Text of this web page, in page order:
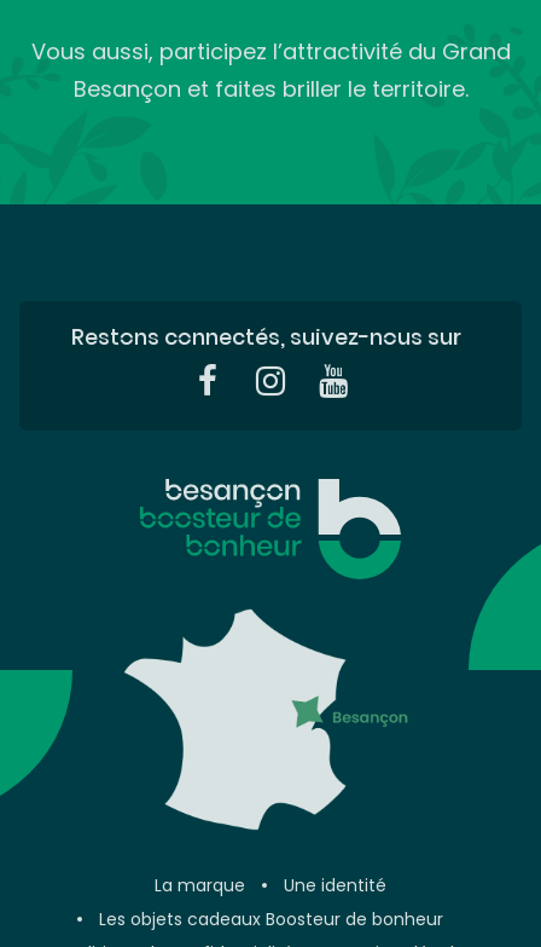
Vous aussi, participez l’attractivité du Grand
Besançon et faites briller le territoire.
Restons connectés, suivez-nous sur
La marque
Une identité
Les objets cadeaux Boosteur de bonheur